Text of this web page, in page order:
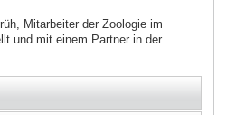
Mitarbeiter der Zoologie im
und mit einem Partner in der